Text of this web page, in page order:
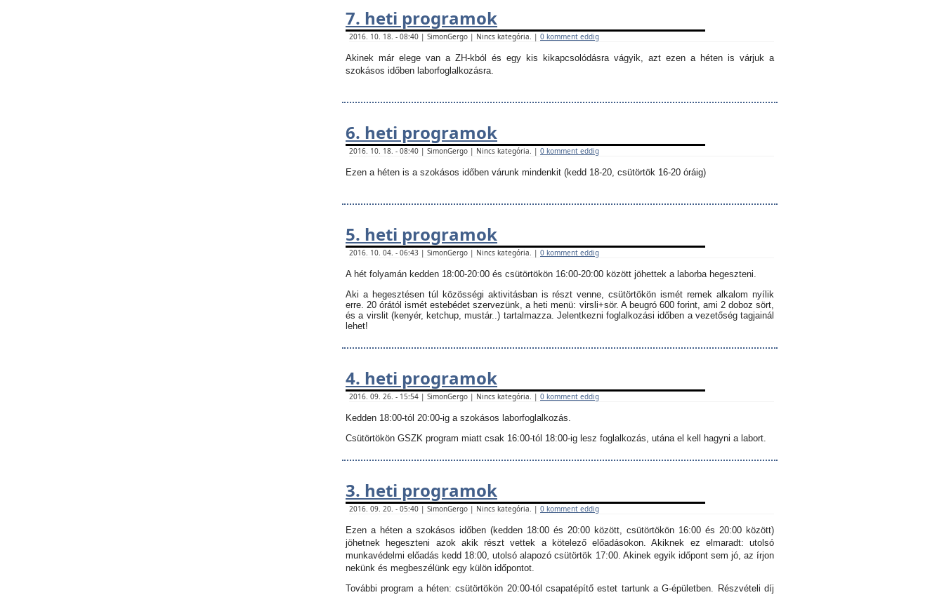
7. heti programok
2016. 10. 18. - 08:40 | SimonGergo | Nincs kategória. | 0 komment eddig
Akinek már elege van a ZH-kból és egy kis kikapcsolódásra vágyik, azt ezen a héten is várjuk a
szokásos időben laborfoglalkozásra.
6. heti programok
2016. 10. 18. - 08:40 | SimonGergo | Nincs kategória. | 0 komment eddig
Ezen a héten is a szokásos időben várunk mindenkit (kedd 18-20, csütörtök 16-20 óráig)
5. heti programok
2016. 10. 04. - 06:43 | SimonGergo | Nincs kategória. | 0 komment eddig
A hét folyamán kedden 18:00-20:00 és csütörtökön 16:00-20:00 között jöhettek a laborba hegeszteni.
Aki a hegesztésen túl közösségi aktivitásban is részt venne, csütörtökön ismét remek alkalom nyílik
erre. 20 órától ismét estebédet szervezünk, a heti menü: virsli+sör. A beugró 600 forint, ami 2 doboz sört,
és a virslit (kenyér, ketchup, mustár..) tartalmazza. Jelentkezni foglalkozási időben a vezetőség tagjainál
lehet!
4. heti programok
2016. 09. 26. - 15:54 | SimonGergo | Nincs kategória. | 0 komment eddig
Kedden 18:00-tól 20:00-ig a szokásos laborfoglalkozás.
Csütörtökön GSZK program miatt csak 16:00-tól 18:00-ig lesz foglalkozás, utána el kell hagyni a labort.
3. heti programok
2016. 09. 20. - 05:40 | SimonGergo | Nincs kategória. | 0 komment eddig
Ezen a héten a szokásos időben (kedden 18:00 és 20:00 között, csütörtökön 16:00 és 20:00 között)
jöhetnek hegeszteni azok akik részt vettek a kötelező előadásokon. Akiknek ez elmaradt: utolsó
munkavédelmi előadás kedd 18:00, utolsó alapozó csütörtök 17:00. Akinek egyik időpont sem jó, az írjon
nekünk és megbeszélünk egy külön időpontot.
További program a héten: csütörtökön 20:00-tól csapatépítő estet tartunk a G-épületben. Részvételi díj